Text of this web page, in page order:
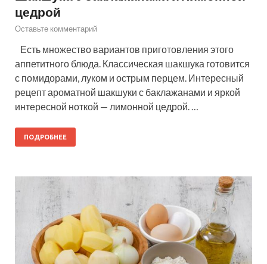
цедрой
Оставьте комментарий
Есть множество вариантов приготовления этого
аппетитного блюда. Классическая шакшука готовится
с помидорами, луком и острым перцем. Интересный
рецепт ароматной шакшуки с баклажанами и яркой
интересной ноткой — лимонной цедрой. …
ПОДРОБНЕЕ